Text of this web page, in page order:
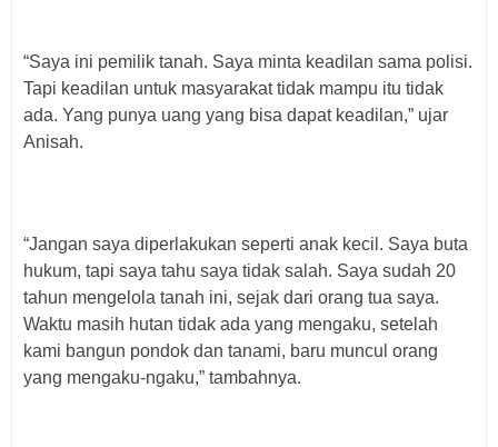
“Saya ini pemilik tanah. Saya minta keadilan sama polisi.
Tapi keadilan untuk masyarakat tidak mampu itu tidak
ada. Yang punya uang yang bisa dapat keadilan,” ujar
Anisah.
“Jangan saya diperlakukan seperti anak kecil. Saya buta
hukum, tapi saya tahu saya tidak salah. Saya sudah 20
tahun mengelola tanah ini, sejak dari orang tua saya.
Waktu masih hutan tidak ada yang mengaku, setelah
kami bangun pondok dan tanami, baru muncul orang
yang mengaku-ngaku,” tambahnya.